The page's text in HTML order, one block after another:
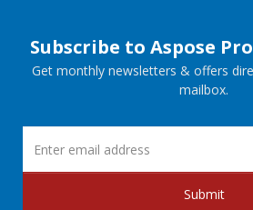
Subscribe to Aspose
Get monthly newsletters & offers
mailbox.
Submit